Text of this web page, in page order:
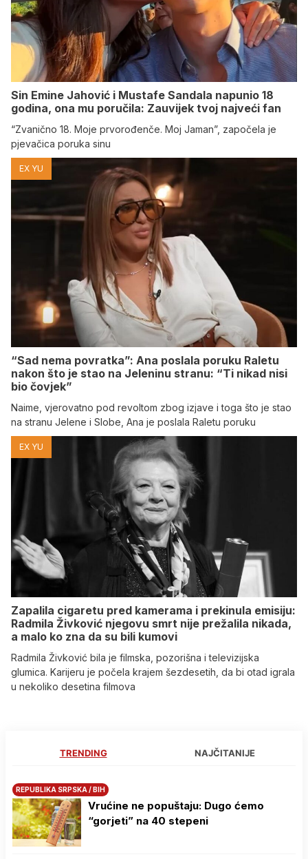
Sin Emine Jahović i Mustafe Sandala napunio 18
godina, ona mu poručila: Zauvijek tvoj najveći fan
“Zvanično 18. Moje prvorođenče. Moj Jaman”, započela je
pjevačica poruka sinu
EX YU
“Sad nema povratka”: Ana poslala poruku Raletu
nakon što je stao na Jeleninu stranu: “Ti nikad nisi
bio čovjek”
Naime, vjerovatno pod revoltom zbog izjave i toga što je stao
na stranu Jelene i Slobe, Ana je poslala Raletu poruku
EX YU
Zapalila cigaretu pred kamerama i prekinula emisiju:
Radmila Živković njegovu smrt nije prežalila nikada,
a malo ko zna da su bili kumovi
Radmila Živković bila je filmska, pozorišna i televizijska
glumica. Karijeru je počela krajem šezdesetih, da bi otad igrala
u nekoliko desetina filmova
TRENDING NAJČITANIJE
REPUBLIKA SRPSKA / BIH
Vrućine ne popuštaju: Dugo ćemo
“gorjeti” na 40 stepeni